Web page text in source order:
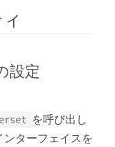
設定
を呼び出し
ターフェイスを